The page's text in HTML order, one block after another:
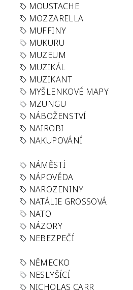
MOUSTACHE
MOZZARELLA
MUFFINY
MUKURU
MUZEUM
MUZIKÁL
MUZIKANT
MYŠLENKOVÉ MAPY
MZUNGU
NÁBOŽENSTVÍ
NAIROBI
NAKUPOVÁNÍ
NÁMĚSTÍ
NÁPOVĚDA
NAROZENINY
NATÁLIE GROSSOVÁ
NATO
NÁZORY
NEBEZPEČÍ
NĚMECKO
NESLYŠÍCÍ
NICHOLAS CARR